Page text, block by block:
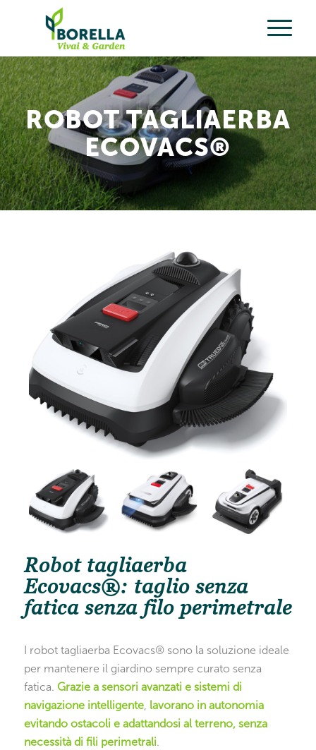
ROBOT TAGLIAERBA
ECOVACS®
Robot tagliaerba
Ecovacs®: taglio senza
fatica senza filo perimetrale
I robot tagliaerba Ecovacs® sono la soluzione ideale
per mantenere il giardino sempre curato senza
fatica. Grazie a sensori avanzati e sistemi di
navigazione intelligente, lavorano in autonomia
evitando ostacoli e adattandosi al terreno, senza
necessità di fili perimetrali.